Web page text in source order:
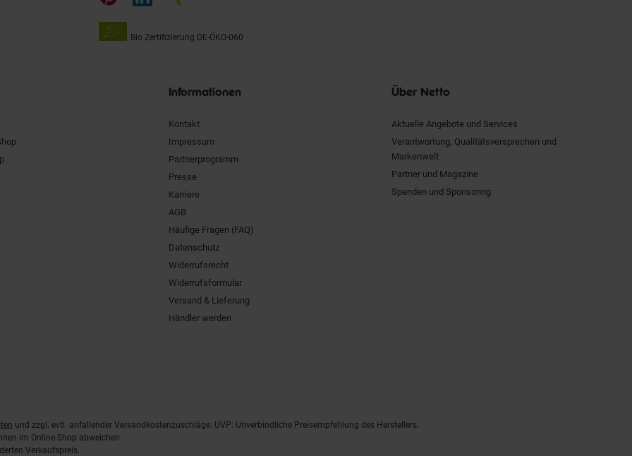
Bio Zertifizierung DE-ÖKO-060
Informationen
Kontakt
Impressum
Partnerprogramm
Presse
Karriere
AGB
Häufige Fragen (FAQ)
Datenschutz
Widerrufsrecht
Widerrufsformular
Versand & Lieferung
Händler werden
Über Netto
Aktuelle Angebote und Services
Verantwortung, Qualitätsversprechen und
Markenwelt
Partner und Magazine
Spenden und Sponsoring
und zzgl. evtl. anfallender Versandkostenzuschläge. UVP: Unverbindliche Preisempfehlung des Herstellers.
im Online-Shop abweichen.
Verkaufspreis.